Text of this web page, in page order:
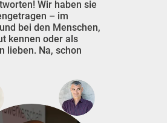
Wir haben sie
– im
bei den Menschen,
kennen oder als
lieben. Na, schon